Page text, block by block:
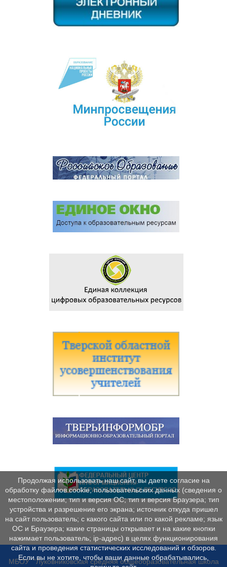
МБОУ "Луковниковская средняя общеобразовательная школа
Продолжая использовать наш сайт, вы даете согласие на
обработку файлов cookie, пользовательских данных (сведения о
местоположении; тип и версия ОС; тип и версия Браузера; тип
устройства и разрешение его экрана; источник откуда пришел
на сайт пользователь; с какого сайта или по какой рекламе; язык
ОС и Браузера; какие страницы открывает и на какие кнопки
нажимает пользователь; ip-адрес) в целях функционирования
сайта и проведения статистических исследований и обзоров.
Если вы не хотите, чтобы ваши данные обрабатывались,